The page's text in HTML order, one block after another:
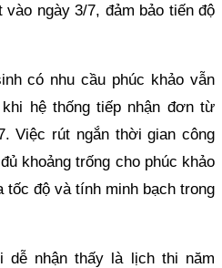
vào ngày 3/7, đảm bảo tiến độ
có nhu cầu phúc khảo vẫn
hệ thống tiếp nhận đơn từ
Việc rút ngắn thời gian công
khoảng trống cho phúc khảo
độ và tính minh bạch trong
dễ nhận thấy là lịch thi năm